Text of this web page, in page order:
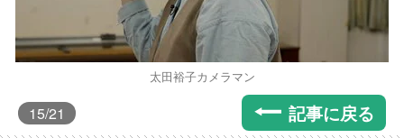
太田裕子カメラマン
15/21 記事に戻る